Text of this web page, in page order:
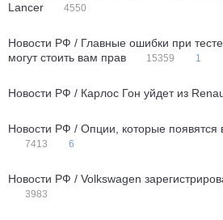
Lancer
4550
Новости РФ / Главные ошибки при
могут стоить вам прав
15359 1
Новости РФ / Карлос Гон уйдет из
Новости РФ / Опции, которые появятся
7413 6
Новости РФ / Volkswagen
3983